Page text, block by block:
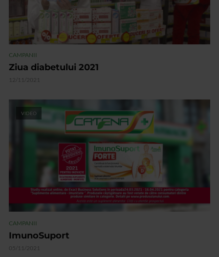
CAMPANII
Ziua diabetului 2021
12/11/2021
VIDEO
CAMPANII
ImunoSuport
05/11/2021